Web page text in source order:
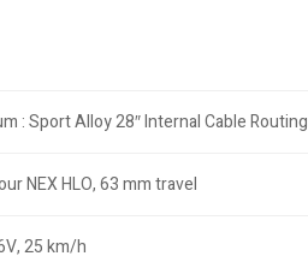
: Sport Alloy 28″ Internal Cable Routing
NEX HLO, 63 mm travel
25 km/h